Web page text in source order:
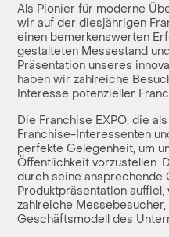
Als Pionier für moderne
wir auf der diesjährigen
einen bemerkenswerten
gestalteten Messestand
Präsentation unseres
haben wir zahlreiche
Interesse potenzieller
Die Franchise EXPO, die
Franchise-Interessenten
perfekte Gelegenheit, um
Öffentlichkeit vorzustellen.
durch seine ansprechende
Produktpräsentation
zahlreiche
Geschäftsmodell des